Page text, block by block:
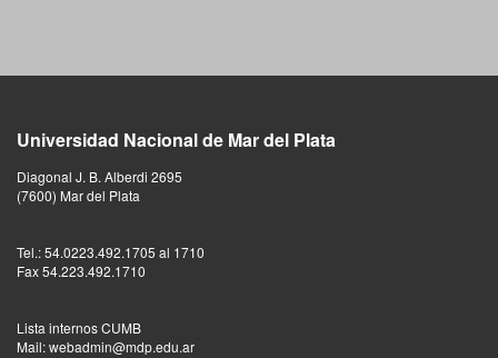
Universidad Nacional de Mar del Plata
Diagonal J. B. Alberdi 2695
(7600) Mar del Plata
Tel.: 54.0223.492.1705 al 1710
Fax 54.223.492.1710
Lista internos CUMB
Mail: webadmin@mdp.edu.ar